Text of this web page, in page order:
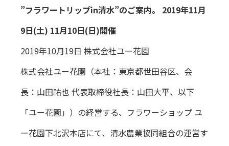
”フラワートリップin清水”のご案内。 2019年11月
9日(土) 11月10日(日)開催
2019年10月19日 株式会社ユー花園
株式会社ユー花園（本社：東京都世田谷区、会
長：山田祐也 代表取締役社長：山田大平、以下
「ユー花園」）の経営する、フラワーショップ ユ
ー花園下北沢本店にて、清水農業協同組合の運営す